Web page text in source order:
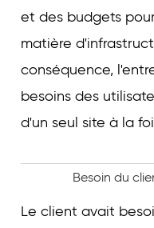
et des budgets
matière
conséquence,
besoins des
d'un seul site à la
Besoin du
Le client avait